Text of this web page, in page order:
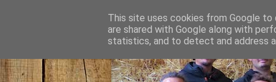
This site uses cookies from Google to
are shared with Google along with
statistics, and to detect and address